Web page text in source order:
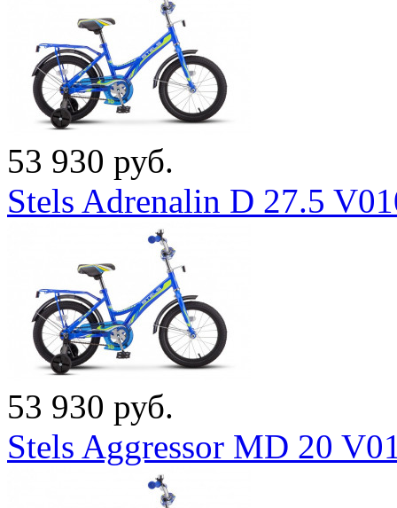
53 930 руб.
Stels Adrenalin D 27.5
53 930 руб.
Stels Aggressor MD 20